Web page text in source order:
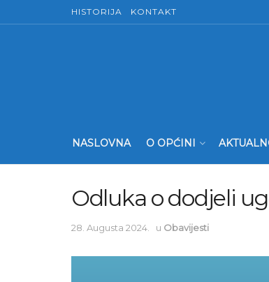
HISTORIJA KONTAKT
NASLOVNA O OPĆINI
Odluka o dodjeli
28. Augusta 2024. u Obavijesti